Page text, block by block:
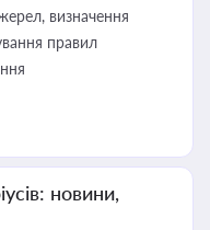
визначення
правил
новини,